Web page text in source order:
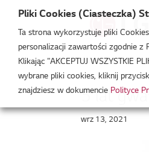
Strefa Klimatyzacji
5 lat
wrz 13, 2021
Pliki Cookies (Ciasteczka)
Ta strona wykorzystuje pliki
personalizacji zawartości zgodnie z
Klikając "AKCEPTUJ WSZYSTKIE
wybrane pliki cookies, kliknij
znajdziesz w dokumencie Polityce